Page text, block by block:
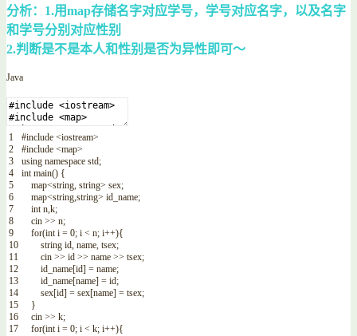
分析：1.用map存储名字对应学号，学号对应名字，以及名字
和学号分别对应性别
2.判断是不是本人和性别是否为异性即可～
Java
1
2
3
4
5
6
7
8
9
10
11
12
13
14
15
16
17
#include <iostream>
#include <map>
using namespace std;
int main() {
map<string, string> sex;
map<string,string> id_name;
int n,k;
cin >> n;
for(int i = 0; i < n; i++){
string id, name, tsex;
cin >> id >> name >> tsex;
id_name[id] = name;
id_name[name] = id;
sex[id] = sex[name] = tsex;
}
cin >> k;
for(int i = 0; i < k; i++){